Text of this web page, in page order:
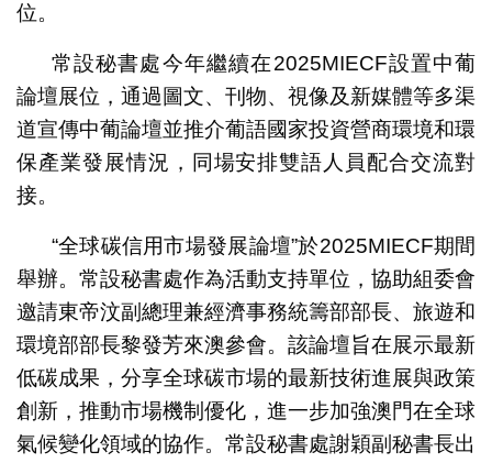
位。
常設秘書處今年繼續在2025MIECF設置中葡
論壇展位，通過圖文、刊物、視像及新媒體等多渠
道宣傳中葡論壇並推介葡語國家投資營商環境和環
保產業發展情況，同場安排雙語人員配合交流對
接。
“全球碳信用市場發展論壇”於2025MIECF期間
舉辦。常設秘書處作為活動支持單位，協助組委會
邀請東帝汶副總理兼經濟事務統籌部部長、旅遊和
環境部部長黎發芳來澳參會。該論壇旨在展示最新
低碳成果，分享全球碳市場的最新技術進展與政策
創新，推動市場機制優化，進一步加強澳門在全球
氣候變化領域的協作。常設秘書處謝穎副秘書長出